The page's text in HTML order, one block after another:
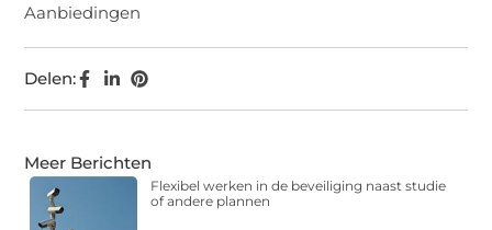
Aanbiedingen
Delen:
Meer Berichten
Flexibel werken in de beveiliging naast studie
of andere plannen